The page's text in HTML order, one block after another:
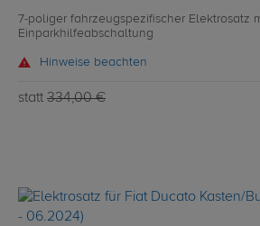
7-poliger fahrzeugspezifischer Elektrosatz
Einparkhilfeabschaltung
Hinweise beachten
statt 334,00 €